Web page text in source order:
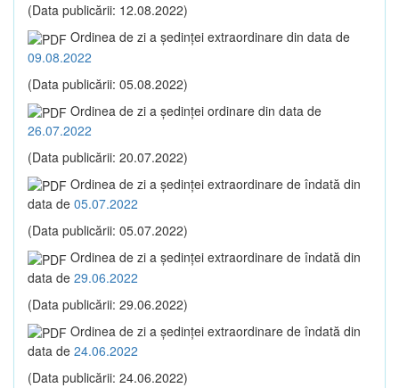
(Data publicării: 12.08.2022)
Ordinea de zi a şedinţei extraordinare din data de
09.08.2022
(Data publicării: 05.08.2022)
Ordinea de zi a şedinţei ordinare din data de
26.07.2022
(Data publicării: 20.07.2022)
Ordinea de zi a şedinţei extraordinare de îndată din
data de 05.07.2022
(Data publicării: 05.07.2022)
Ordinea de zi a şedinţei extraordinare de îndată din
data de 29.06.2022
(Data publicării: 29.06.2022)
Ordinea de zi a şedinţei extraordinare de îndată din
data de 24.06.2022
(Data publicării: 24.06.2022)